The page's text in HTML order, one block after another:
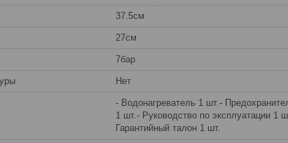
37.5см
27см
7бар
Нет
- Водонагреватель 1 шт.-
1 шт.- Руководство по эксплуатации 1
Гарантийный талон 1 шт.